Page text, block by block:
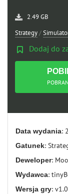
2.49 GB
Strategy/
Dodaj do
Data wydania:
Gatunek:
Deweloper:
Wydawca:
Wersja gry: